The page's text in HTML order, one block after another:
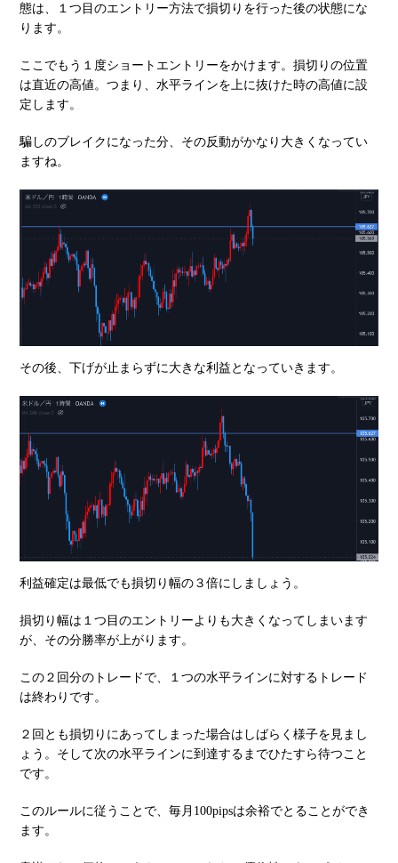
態は、１つ目のエントリー方法で損切りを行った後の状態にな
ります。
ここでもう１度ショートエントリーをかけます。損切りの位置
は直近の高値。つまり、水平ラインを上に抜けた時の高値に設
定します。
騙しのブレイクになった分、その反動がかなり大きくなってい
ますね。
その後、下げが止まらずに大きな利益となっていきます。
利益確定は最低でも損切り幅の３倍にしましょう。
損切り幅は１つ目のエントリーよりも大きくなってしまいます
が、その分勝率が上がります。
この２回分のトレードで、１つの水平ラインに対するトレード
は終わりです。
２回とも損切りにあってしまった場合はしばらく様子を見まし
ょう。そして次の水平ラインに到達するまでひたすら待つこと
です。
このルールに従うことで、毎月100pipsは余裕でとることができ
ます。